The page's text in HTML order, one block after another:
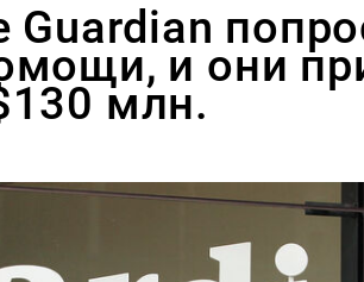
Guardian
и они
млн.